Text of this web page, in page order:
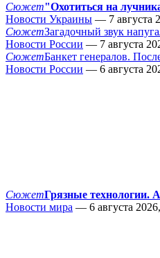
Сюжет"Охотиться на
Новости Украины — 7 августа
СюжетЗагадочный звук
Новости России — 7 августа
СюжетБанкет генералов.
Новости России — 6 августа
СюжетГрязные
Новости мира — 6 августа